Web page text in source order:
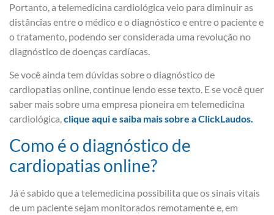
Portanto, a telemedicina cardiológica veio para diminuir as
distâncias entre o médico e o diagnóstico e entre o paciente e
o tratamento, podendo ser considerada uma revolução no
diagnóstico de doenças cardíacas.
Se você ainda tem dúvidas sobre o diagnóstico de
cardiopatias online, continue lendo esse texto. E se você quer
saber mais sobre uma empresa pioneira em telemedicina
cardiológica,clique aqui e saiba mais sobre a ClickLaudos.
Como é o diagnóstico de
cardiopatias online?
Já é sabido que a telemedicina possibilita que os sinais vitais
de um paciente sejam monitorados remotamente e, em